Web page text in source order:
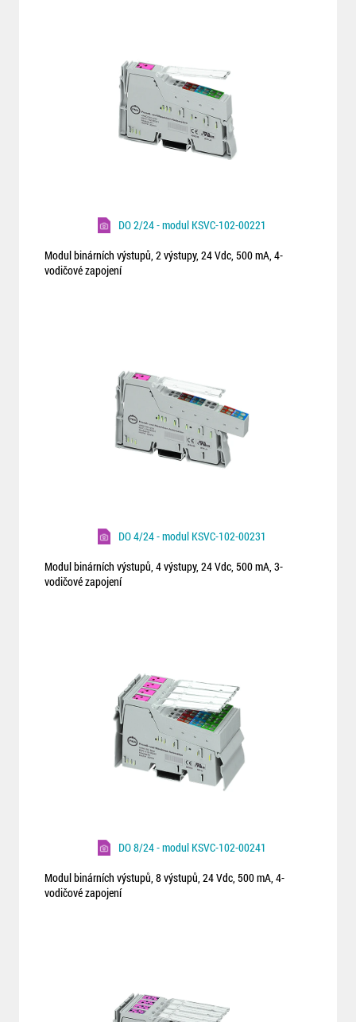
DO 2/24 - modul KSVC-102-00221
Modul binárních výstupů, 2 výstupy, 24 Vdc, 500 mA, 4-
vodičové zapojení
DO 4/24 - modul KSVC-102-00231
Modul binárních výstupů, 4 výstupy, 24 Vdc, 500 mA, 3-
vodičové zapojení
DO 8/24 - modul KSVC-102-00241
Modul binárních výstupů, 8 výstupů, 24 Vdc, 500 mA, 4-
vodičové zapojení